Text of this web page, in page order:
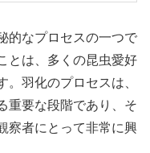
的なプロセスの一つで
とは、多くの昆虫愛好
羽化のプロセスは、
重要な段階であり、そ
察者にとって非常に興